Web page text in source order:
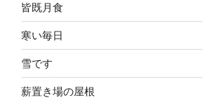
皆既月食
寒い毎日
雪です
薪置き場の屋根